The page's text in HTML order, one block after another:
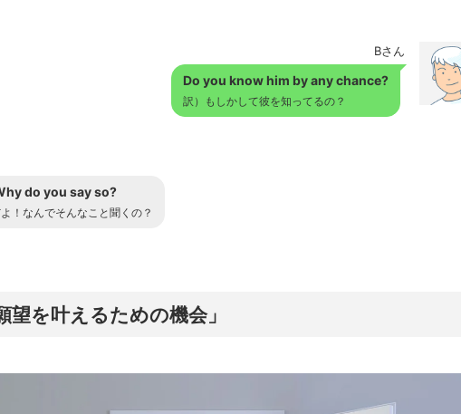
Bさん
Do you know him by any chance?
訳）もしかして彼を知ってるの？
do you say so?
！なんでそんなこと聞くの？
を叶えるための機会」